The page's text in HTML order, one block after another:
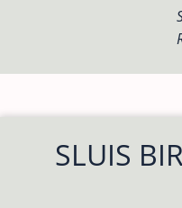
SLUIS